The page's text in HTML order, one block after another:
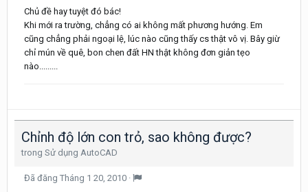
Chủ đề hay tuyệt đó bác!
Khi mới ra trường, chẳng có ai không mất phương hướng. Em
cũng chẳng phải ngoại lệ, lúc nào cũng thấy cs thật vô vị. Bây giừ
chỉ mún về quê, bon chen đất HN thật không đơn giản tẹo
nào.........
Chỉnh độ lớn con trỏ, sao không được?
trong Sử dụng AutoCAD
Đã đăng Tháng 1 20, 2010 ·